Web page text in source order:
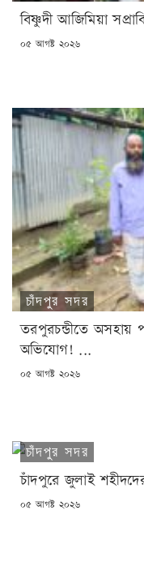
বিষ্ণুদী আজিমিয়া
POSTED
০৫ আগষ্ট ২০২৬
চাঁদপুর সদর
তরপুরচন্ডীতে অসহায়
অভিযোগ! ...
POSTED
০৫ আগষ্ট ২০২৬
চাঁদপুর সদর
চাঁদপুরে জুলাই শহীদদের
POSTED
০৫ আগষ্ট ২০২৬